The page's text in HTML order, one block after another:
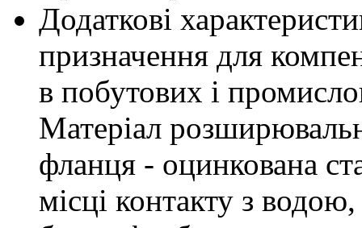
Додаткові
призначення для
в побутових і
Матеріал
фланця - оцинкована
місці контакту з